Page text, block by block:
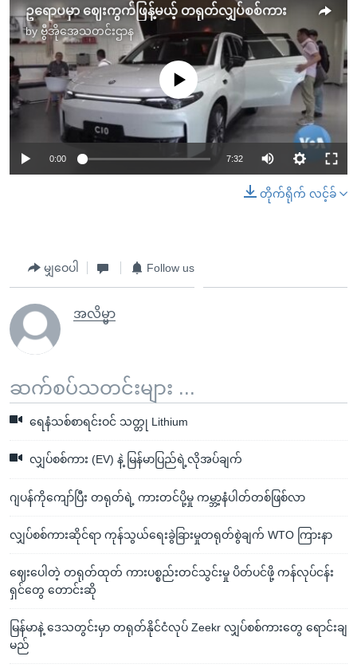
ဥရောပမှာ ဈေးကွက်ဖြန့်မယ့် တရုတ်လျှပ်စစ်ကား
byဗွီအိုအေသတင်းဌာန
No media source currently available
0:00 7:32
တိုက်ရိုက် လင့်ခ်
မျှဝေပါ Follow us
အလိမ္မာ
ဆက်စပ်သတင်းများ ...
ရေနံသစ်စာရင်းဝင် သတ္တု Lithium
လျှပ်စစ်ကား (EV) နဲ့ မြန်မာပြည်ရဲ့လိုအပ်ချက်
ဂျပန်ကိုကျော်ပြီး တရုတ်ရဲ့ ကားတင်ပို့မှု ကမ္ဘာ့နံပါတ်တစ်ဖြစ်လာ
လျှပ်စစ်ကားဆိုင်ရာ ကုန်သွယ်ရေးခွဲခြားမှုတရုတ်စွဲချက် WTO ကြားနာ
ဈေးပေါတဲ့ တရုတ်ထုတ် ကားပစ္စည်းတင်သွင်းမှု ပိတ်ပင်ဖို့ ကန်လုပ်ငန်း
ရှင်တွေ တောင်းဆို
မြန်မာနဲ့ ဒေသတွင်းမှာ တရုတ်နိုင်ငံလုပ် Zeekr လျှပ်စစ်ကားတွေ ရောင်းချ
မည်